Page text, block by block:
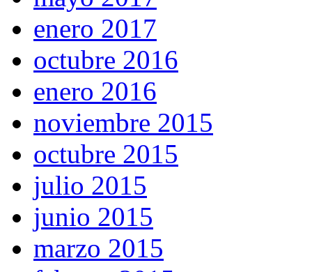
enero 2017
octubre 2016
enero 2016
noviembre 2015
octubre 2015
julio 2015
junio 2015
marzo 2015